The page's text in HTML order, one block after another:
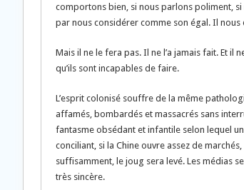
comportons bien, si nous parlons poliment,
par nous considérer comme son égal. Il nous
Mais il ne le fera pas. Il ne l’a jamais fait. Et il
qu’ils sont incapables de faire.
L’esprit colonisé souffre de la même
affamés, bombardés et massacrés sans
fantasme obsédant et infantile selon lequel
conciliant, si la Chine ouvre assez de
suffisamment, le joug sera levé. Les médias
très sincère.